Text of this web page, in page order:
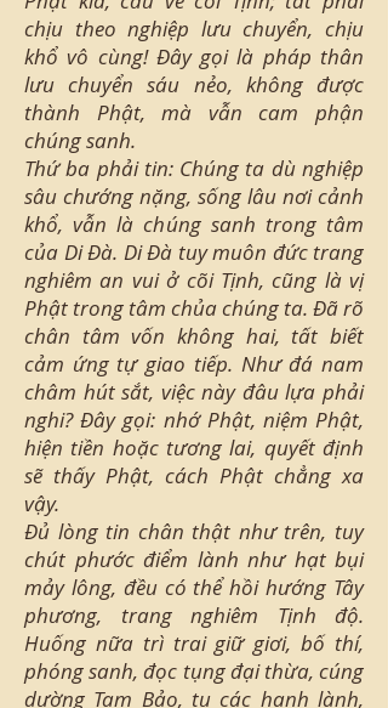
chịu theo nghiệp lưu chuyển, chịu
khổ vô cùng! Đây gọi là pháp thân
lưu chuyển sáu nẻo, không được
thành Phật, mà vẫn cam phận
chúng sanh.
Thứ ba phải tin: Chúng ta dù nghiệp
sâu chướng nặng, sống lâu nơi cảnh
khổ, vẫn là chúng sanh trong tâm
của Di Đà. Di Đà tuy muôn đức trang
nghiêm an vui ở cõi Tịnh, cũng là vị
Phật trong tâm chủa chúng ta. Đã rõ
chân tâm vốn không hai, tất biết
cảm ứng tự giao tiếp. Như đá nam
châm hút sắt, việc này đâu lựa phải
nghi? Đây gọi: nhớ Phật, niệm Phật,
hiện tiền hoặc tương lai, quyết định
sẽ thấy Phật, cách Phật chẳng xa
vậy.
Đủ lòng tin chân thật như trên, tuy
chút phước điểm lành như hạt bụi
mảy lông, đều có thể hồi hướng Tây
phương, trang nghiêm Tịnh độ.
Huống nữa trì trai giữ giơi, bố thí,
phóng sanh, đọc tụng đại thừa, cúng
dường Tam Bảo, tu các hạnh lành,